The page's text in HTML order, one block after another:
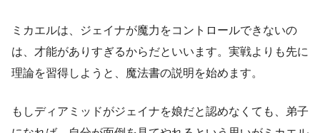
ミカエルは、ジェイナが魔力をコントロールできないの
は、才能がありすぎるからだといいます。実戦よりも先に
理論を習得しようと、魔法書の説明を始めます。
もしディアミッドがジェイナを娘だと認めなくても、弟子